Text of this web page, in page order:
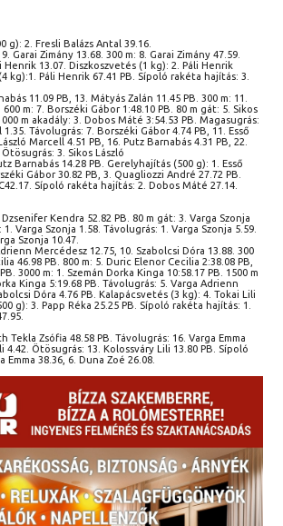
g): 2. Fresli Balázs Antal 39.16.
Garai Zimány 13.68. 300 m: 8. Garai Zimány 47.59.
Henrik 13.07. Diszkoszvetés (1 kg): 2. Páli Henrik
kg):1. Páli Henrik 67.41 PB. Sípoló rakéta hajítás: 3.
11.09 PB, 13. Mátyás Zalán 11.45 PB. 300 m: 11.
m: 7. Borszéki Gábor 1:48.10 PB. 80 m gát: 5. Sikos
m akadály: 3. Dobos Máté 3:54.53 PB. Magasugrás:
Távolugrás: 7. Borszéki Gábor 4.74 PB, 11. Esső
Marcell 4.51 PB, 16. Putz Barnabás 4.31 PB, 22.
3. Sikos László
Barnabás 14.28 PB. Gerelyhajítás (500 g): 1. Esső
Gábor 30.82 PB, 3. Quagliozzi André 27.72 PB.
Sípoló rakéta hajítás: 2. Dobos Máté 27.14.
Kendra 52.82 PB. 80 m gát: 3. Varga Szonja
1. Varga Szonja 1.58. Távolugrás: 1. Varga Szonja 5.59.
Szonja 10.47.
Mercédesz 12.75, 10. Szabolcsi Dóra 13.88. 300
46.98 PB. 800 m: 5. Duric Elenor Cecilia 2:38.08 PB,
3000 m: 1. Szemán Dorka Kinga 10:58.17 PB. 1500 m
Kinga 5:19.68 PB. Távolugrás: 5. Varga Adrienn
Dóra 4.76 PB. Kalapácsvetés (3 kg): 4. Tokai Lili
g): 3. Papp Réka 25.25 PB. Sípoló rakéta hajítás: 1.
Tekla Zsófia 48.58 PB. Távolugrás: 16. Varga Emma
4.42. Ötösugrás: 13. Kolossváry Lili 13.80 PB. Sípoló
Emma 38.36, 6. Duna Zoé 26.08.